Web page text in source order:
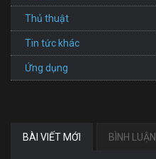
Thủ thuật
Tin tức khác
Ứng dụng
BÀI VIẾT MỚI BÌNH LUẬN